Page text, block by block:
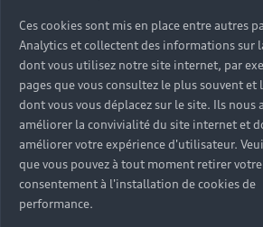
Ces cookies sont mis en place entre autres
Analytics et collectent des informations sur
dont vous utilisez notre site internet, par
pages que vous consultez le plus souvent et
dont vous vous déplacez sur le site. Ils nous
améliorer la convivialité du site internet et
améliorer votre expérience d'utilisateur.
que vous pouvez à tout moment retirer votre
consentement à l'installation de cookies de
performance.